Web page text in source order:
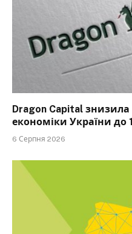
Dragon Capital
економіки України до
6 Серпня 2026